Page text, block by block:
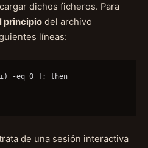
dichos ficheros. Para
principio del archivo
líneas:
-eq 0 ]; then
de una sesión interactiva